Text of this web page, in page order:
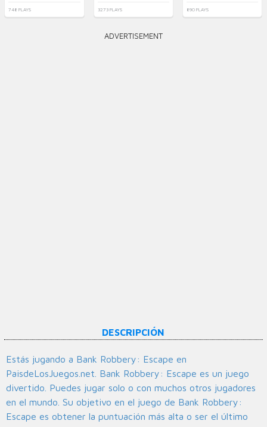
748 PLAYS 3273 PLAYS 890 PLAYS
ADVERTISEMENT
DESCRIPCIÓN
Estás jugando a Bank Robbery: Escape en
PaisdeLosJuegos.net. Bank Robbery: Escape es un juego
divertido. Puedes jugar solo o con muchos otros jugadores
en el mundo. Su objetivo en el juego de Bank Robbery:
Escape es obtener la puntuación más alta o ser el último